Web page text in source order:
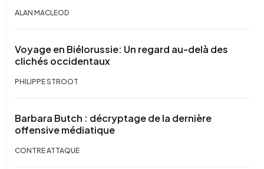
ALAN MACLEOD
Voyage en Biélorussie: Un regard au-delà des
clichés occidentaux
PHILIPPE STROOT
Barbara Butch : décryptage de la dernière
offensive médiatique
CONTRE ATTAQUE